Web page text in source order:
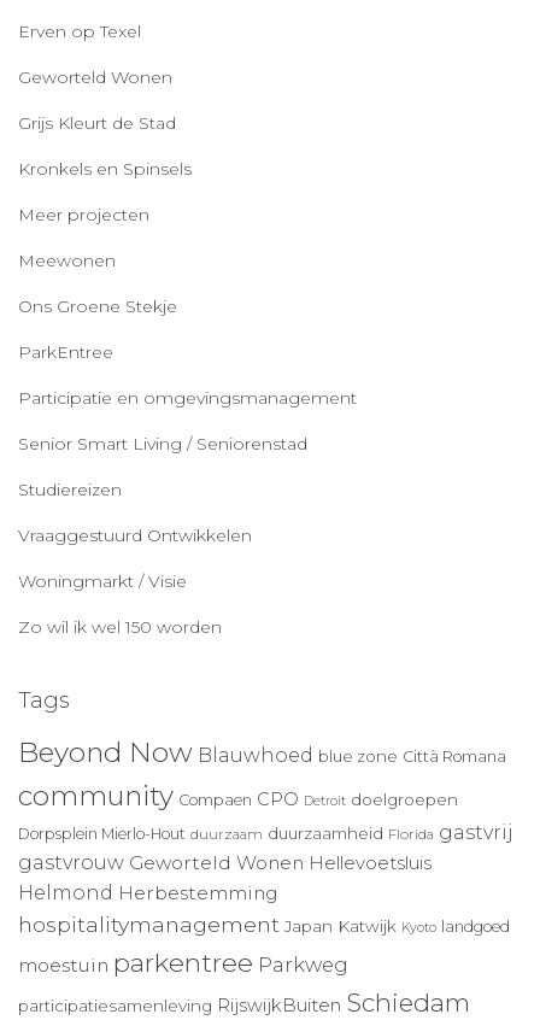
Erven op Texel
Geworteld Wonen
Grijs Kleurt de Stad
Kronkels en Spinsels
Meer projecten
Meewonen
Ons Groene Stekje
ParkEntree
Participatie en omgevingsmanagement
Senior Smart Living / Seniorenstad
Studiereizen
Vraaggestuurd Ontwikkelen
Woningmarkt / Visie
Zo wil ik wel 150 worden
Tags
Beyond Now Blauwhoed blue zone Città Romana
community Compaen CPO Detroit doelgroepen
Dorpsplein Mierlo-Hout duurzaam duurzaamheid Florida gastvrij
gastvrouw Geworteld Wonen Hellevoetsluis
Helmond Herbestemming
hospitalitymanagement Japan Katwijk Kyoto landgoed
moestuin parkentree Parkweg
participatiesamenleving RijswijkBuiten Schiedam